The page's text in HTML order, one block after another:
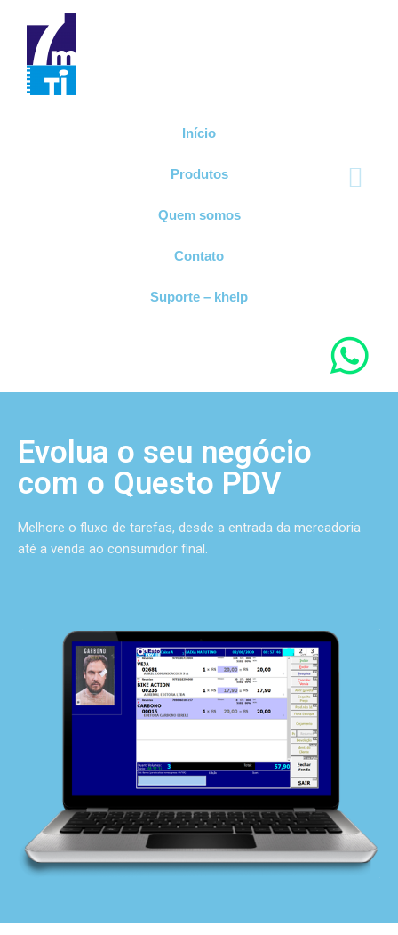
Início
Produtos
Quem somos
Contato
Suporte – khelp
Evolua o seu negócio
com o Questo PDV
Melhore o fluxo de tarefas, desde a entrada da mercadoria
até a venda ao consumidor final.